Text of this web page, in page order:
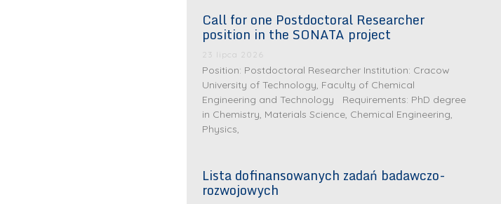
Call for one Postdoctoral Researcher
position in the SONATA project
23 lipca 2026
Position: Postdoctoral Researcher Institution: Cracow
University of Technology, Faculty of Chemical
Engineering and Technology Requirements: PhD degree
in Chemistry, Materials Science, Chemical Engineering,
Physics,
Lista dofinansowanych zadań badawczo-
rozwojowych